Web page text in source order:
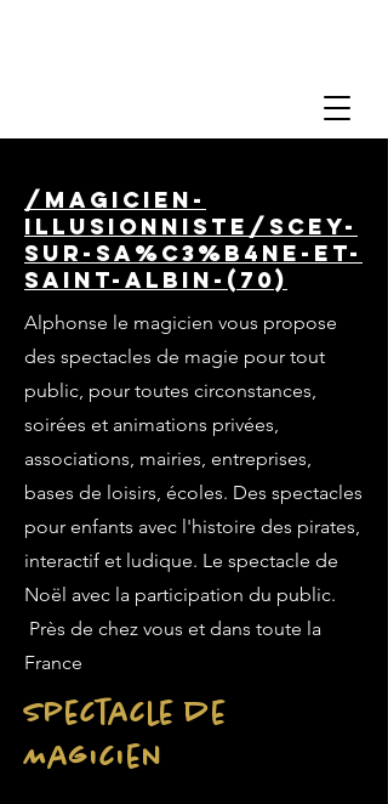
/magicien-
illusionniste/scey-
sur-sa%C3%B4ne-et-
saint-albin-(70)
Alphonse le magicien vous propose
des spectacles de magie pour tout
public, pour toutes circonstances,
soirées et animations privées,
associations, mairies, entreprises,
bases de loisirs, écoles. Des spectacles
pour enfants avec l'histoire des pirates,
interactif et ludique. Le spectacle de
Noël avec la participation du public.
Près de chez vous et dans toute la
France
Spectacle de
Magicien